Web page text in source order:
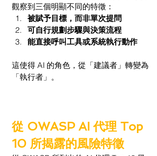
觀察到三個明顯不同的特徵：
被賦予目標，而非單次提問
可自行規劃步驟與決策流程
能直接呼叫工具或系統執行動作
這使得 AI 的角色，從「建議者」轉變為
「執行者」。
從 OWASP AI 代理 Top
10 所揭露的風險特徵